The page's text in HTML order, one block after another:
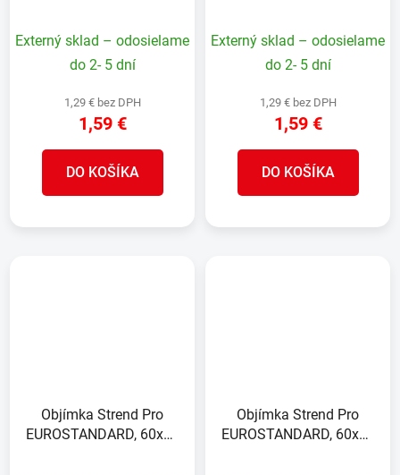
okrúhly stĺpik
Externý sklad – odosielame
do 2- 5 dní
1,29 € bez DPH
1,59 €
DO KOŠÍKA
okrúhly stĺpik
Externý sklad – odosielame
do 2- 5 dní
1,29 € bez DPH
1,59 €
DO KOŠÍKA
Objímka Strend Pro
EUROSTANDARD, 60x40
Objímka Strend Pro
EUROSTANDARD, 60x40